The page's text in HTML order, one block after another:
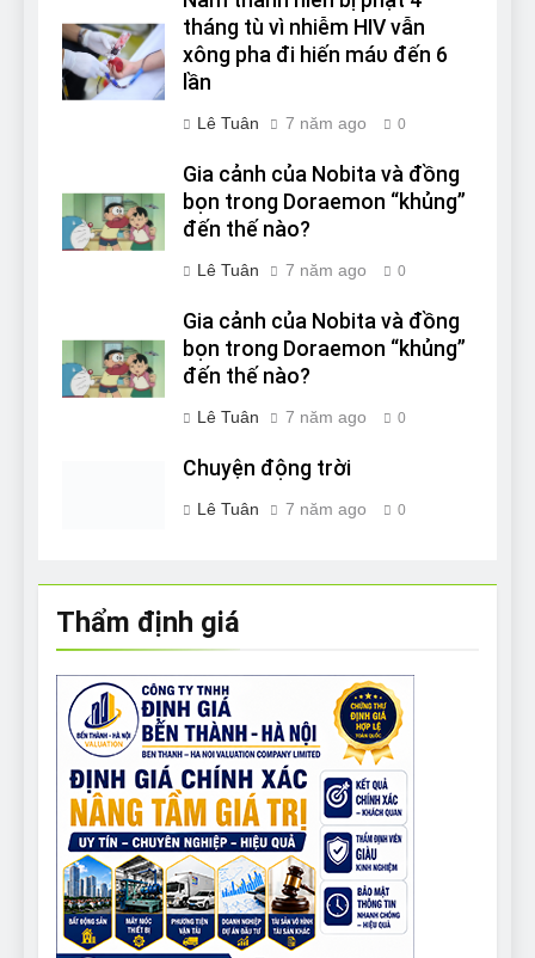
tháng tù vì nhiễm HIV vẫn
xông pha đi hiến máυ đến 6
lần
Lê Tuân 7 năm ago 0
Gia cảnh của Nobita và đồng
bọn trong Doraemon “khủng”
đến thế nào?
Lê Tuân 7 năm ago 0
Gia cảnh của Nobita và đồng
bọn trong Doraemon “khủng”
đến thế nào?
Lê Tuân 7 năm ago 0
Chuyện động trời
Lê Tuân 7 năm ago 0
Thẩm định giá